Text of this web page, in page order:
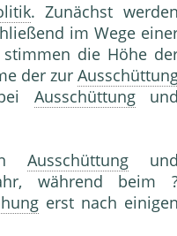
. Zunächst werden
im Wege
die Höhe
der zur
Ausschüttungund
Ausschüttungund
während beim
erst nach einigen